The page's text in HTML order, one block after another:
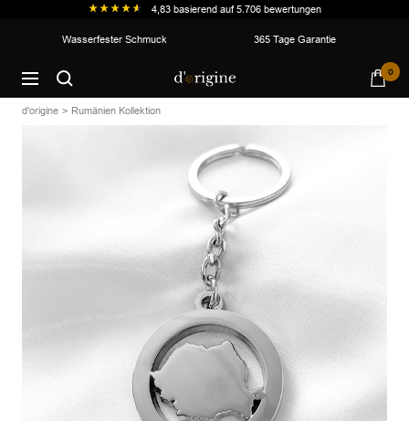
4,83 basierend auf5.706 bewertungen
Inhalt
Wasserfester Schmuck 365 Tage Garantie
Navigation
d'origine 0
d'origine Rumänien Kollektion